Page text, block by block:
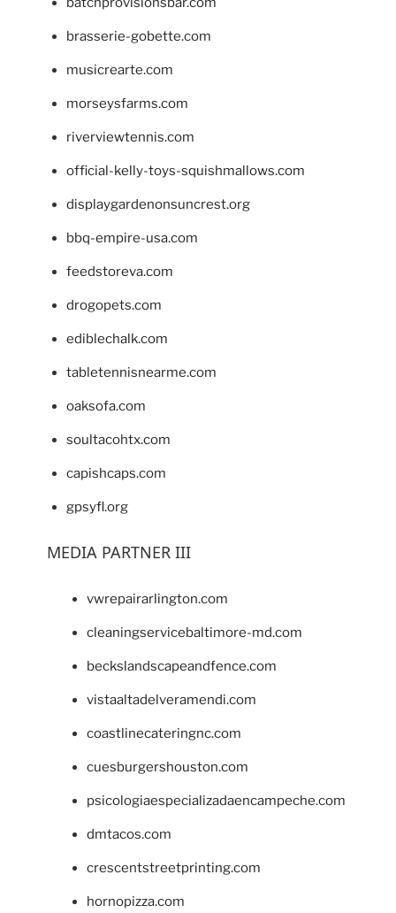
brasserie-gobette.com
musicrearte.com
morseysfarms.com
riverviewtennis.com
official-kelly-toys-squishmallows.com
displaygardenonsuncrest.org
bbq-empire-usa.com
feedstoreva.com
drogopets.com
ediblechalk.com
tabletennisnearme.com
oaksofa.com
soultacohtx.com
capishcaps.com
gpsyfl.org
MEDIA PARTNER III
vwrepairarlington.com
cleaningservicebaltimore-md.com
beckslandscapeandfence.com
vistaaltadelveramendi.com
coastlinecateringnc.com
cuesburgershouston.com
psicologiaespecializadaencampeche.com
dmtacos.com
crescentstreetprinting.com
hornopizza.com